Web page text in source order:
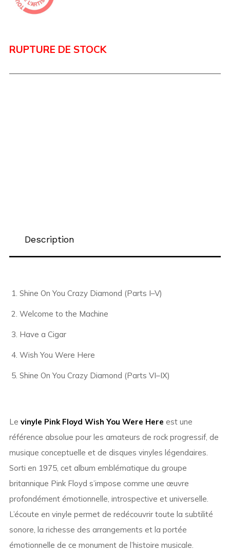
RUPTURE DE STOCK
Description
Shine On You Crazy Diamond (Parts I–V)
Welcome to the Machine
Have a Cigar
Wish You Were Here
Shine On You Crazy Diamond (Parts VI–IX)
Le vinyle Pink Floyd Wish You Were Here est une
référence absolue pour les amateurs de rock progressif, de
musique conceptuelle et de disques vinyles légendaires.
Sorti en 1975, cet album emblématique du groupe
britannique Pink Floyd s’impose comme une œuvre
profondément émotionnelle, introspective et universelle.
L’écoute en vinyle permet de redécouvrir toute la subtilité
sonore, la richesse des arrangements et la portée
émotionnelle de ce monument de l’histoire musicale.